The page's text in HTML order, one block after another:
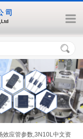
司
效应管参数,3N10L中文资